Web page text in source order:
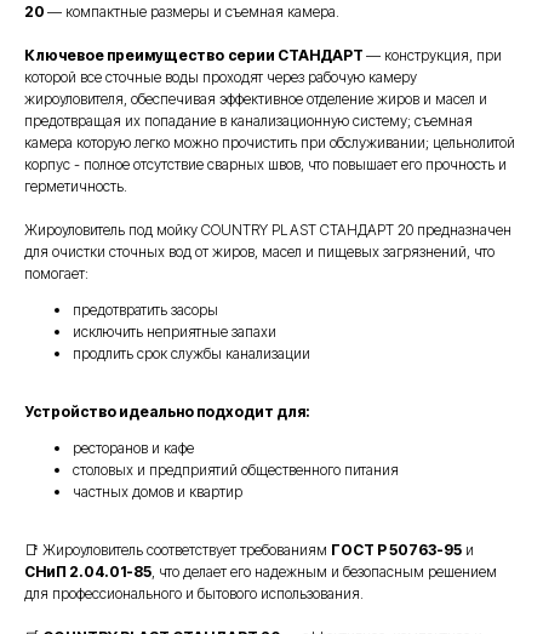
20 — компактные размеры и съемная камера.
Ключевое преимущество серии СТАНДАРТ — конструкция, при
которой все сточные воды проходят через рабочую камеру
жироуловителя, обеспечивая эффективное отделение жиров и масел и
предотвращая их попадание в канализационную систему; съемная
камера которую легко можно прочистить при обслуживании; цельнолитой
корпус - полное отсутствие сварных швов, что повышает его прочность и
герметичность.
Жироуловитель под мойку COUNTRY PLAST СТАНДАРТ 20 предназначен
для очистки сточных вод от жиров, масел и пищевых загрязнений, что
помогает:
предотвратить засоры
исключить неприятные запахи
продлить срок службы канализации
Устройство идеально подходит для:
ресторанов и кафе
столовых и предприятий общественного питания
частных домов и квартир
📑 Жироуловитель соответствует требованиям ГОСТ Р 50763-95 и
СНиП 2.04.01-85, что делает его надежным и безопасным решением
для профессионального и бытового использования.